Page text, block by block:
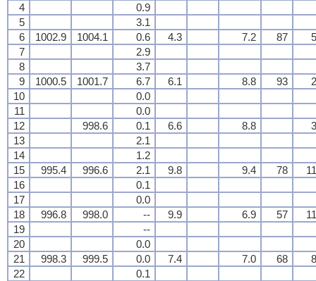
4
0.9
5
3.1
6
1002.9 1004.1 0.6 4.3 7.2 87
7
2.9
8
3.7
9
1000.5 1001.7 6.7 6.1 8.8 93
10
0.0
11
0.0
12
998.6 0.1 6.6 8.8
13
2.1
14
1.2
15
995.4 996.6 2.1 9.8 9.4 78
16
0.1
17
0.0
18
996.8 998.0 -- 9.9 6.9 57
19
--
20
0.0
21
998.3 999.5 0.0 7.4 7.0 68
22
0.1